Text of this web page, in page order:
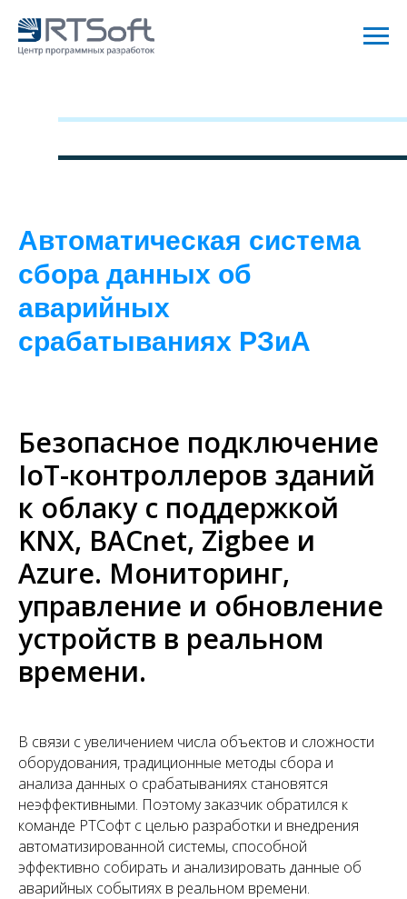
Автоматическая система
сбора данных об
аварийных
срабатываниях РЗиА
Безопасное подключение
IoT-контроллеров зданий
к облаку с поддержкой
KNX, BACnet, Zigbee и
Azure. Мониторинг,
управление и обновление
устройств в реальном
времени.
В связи с увеличением числа объектов и сложности
оборудования, традиционные методы сбора и
анализа данных о срабатываниях становятся
неэффективными. Поэтому заказчик обратился к
команде РТСофт с целью разработки и внедрения
автоматизированной системы, способной
эффективно собирать и анализировать данные об
аварийных событиях в реальном времени.